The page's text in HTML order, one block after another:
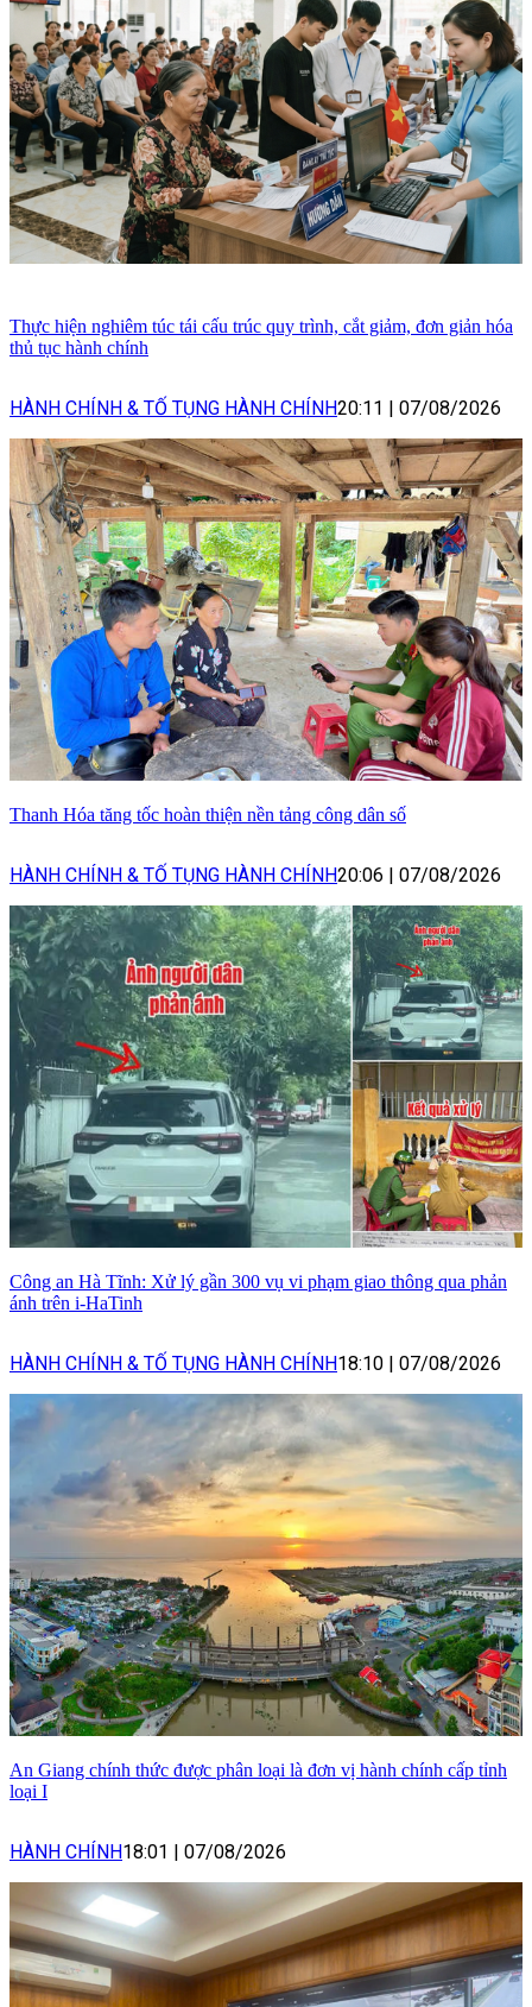
Thực hiện nghiêm túc tái cấu trúc quy trình, cắt giảm, đơn giản hóa
thủ tục hành chính
HÀNH CHÍNH & TỐ TỤNG HÀNH CHÍNH20:11 07/08/2026
Thanh Hóa tăng tốc hoàn thiện nền tảng công dân số
HÀNH CHÍNH & TỐ TỤNG HÀNH CHÍNH20:06 07/08/2026
Công an Hà Tĩnh: Xử lý gần 300 vụ vi phạm giao thông qua phản
ánh trên i-HaTinh
HÀNH CHÍNH & TỐ TỤNG HÀNH CHÍNH18:10 07/08/2026
An Giang chính thức được phân loại là đơn vị hành chính cấp tỉnh
loại I
HÀNH CHÍNH18:01 07/08/2026